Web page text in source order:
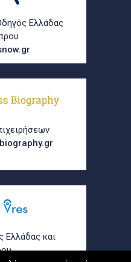
Ελλάδας
Ελλάδας και